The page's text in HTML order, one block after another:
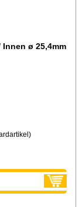
ø 25,4mm
)